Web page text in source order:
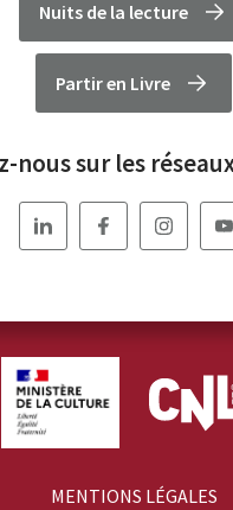
Nuits de la lecture
Partir en Livre
nous sur les
Nous
Nous
Nous
MENTIONS LÉGALES